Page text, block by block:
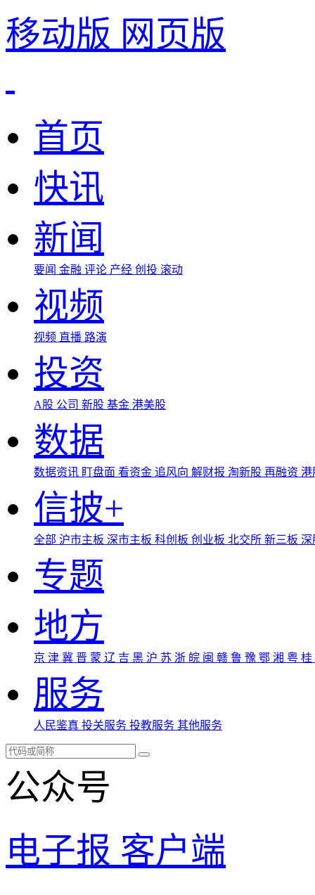
移动版 网页版
首页
快讯
新闻
要闻 金融 评论 产经 创投 滚动
视频
视频 直播 路演
投资
A股 公司 新股 基金 港美股
数据
数据资讯 盯盘面 看资金 追风向 解财报 淘新股 再融资
信披+
全部 沪市主板 深市主板 科创板 创业板 北交所 新三板
专题
地方
京 津 冀 晋 蒙 辽 吉 黑 沪 苏 浙 皖 闽 赣 鲁 豫 鄂 湘 粤 桂
服务
人民鉴真 投关服务 投教服务 其他服务
公众号
电子报 客户端